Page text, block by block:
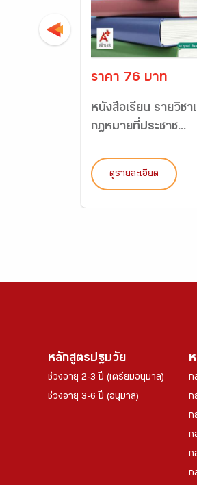
ราคา 76 บาท
หนังสือเรียน รายวิชา
กฎหมายที่ประชาช...
ดูรายละเอียด
หลักสูตรปฐมวัย
ช่วงอายุ 2-3 ปี (เตรียมอนุบาล)
ช่วงอายุ 3-6 ปี (อนุบาล)
ก
ก
ก
ก
ก
ก